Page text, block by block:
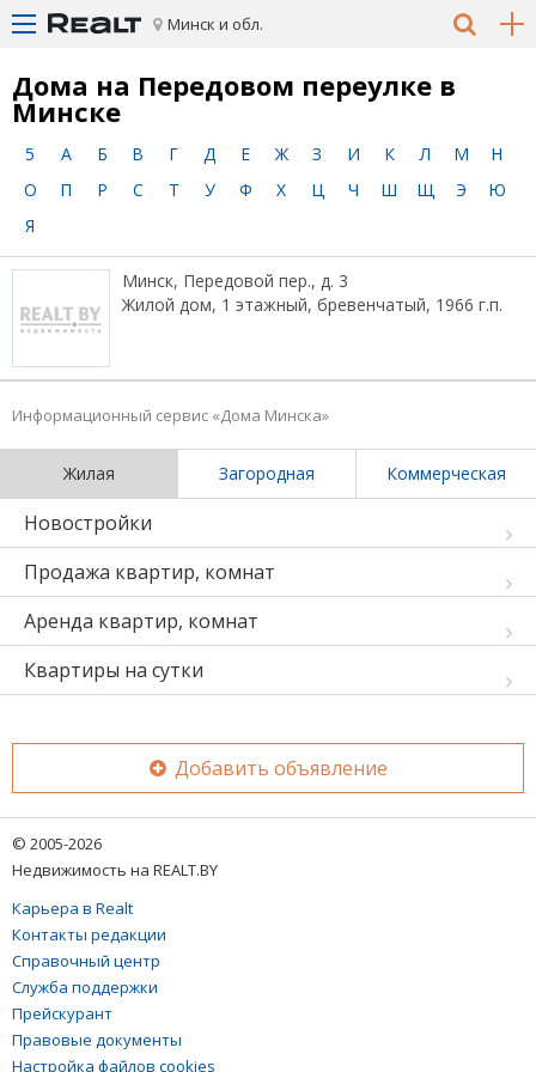
Минск и обл.
Дома на Передовом переулке в
Минске
5 А Б В Г Д Е Ж З И К Л М
Н
О
П Р С Т У Ф Х Ц Ч Ш Щ Э
Ю
Я
Минск, Передовой пер., д. 3
Жилой дом, 1 этажный, бревенчатый, 1966 г.п.
Информационный сервис «Дома Минска»
Жилая Загородная Коммерческая
Новостройки
Продажа квартир, комнат
Аренда квартир, комнат
Квартиры на сутки
Добавить объявление
© 2005-2026
Недвижимость на REALT.BY
Карьера в Realt
Контакты редакции
Справочный центр
Служба поддержки
Прейскурант
Правовые документы
Настройка файлов cookies